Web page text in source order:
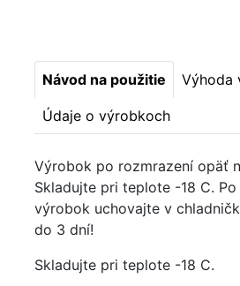
Návod na použitie Výhoda
Údaje o výrobkoch
Výrobok po rozmrazení opäť
Skladujte pri teplote -18 C.
výrobok uchovajte v
do 3 dní!
Skladujte pri teplote -18 C.